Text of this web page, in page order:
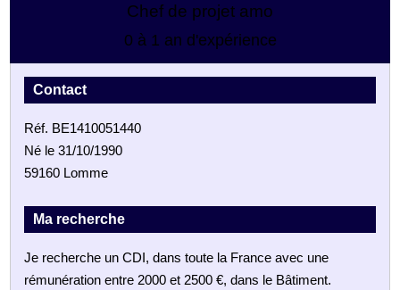
Chef de projet amo
0 à 1 an d'expérience
Contact
Réf. BE1410051440
Né le 31/10/1990
59160 Lomme
Ma recherche
Je recherche un CDI, dans toute la France avec une
rémunération entre 2000 et 2500 €, dans le Bâtiment.